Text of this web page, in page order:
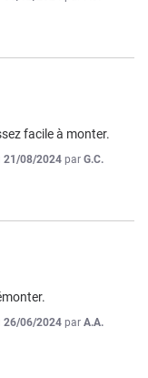
facile à monter.
21/08/2024 par G.C.
26/06/2024 par A.A.